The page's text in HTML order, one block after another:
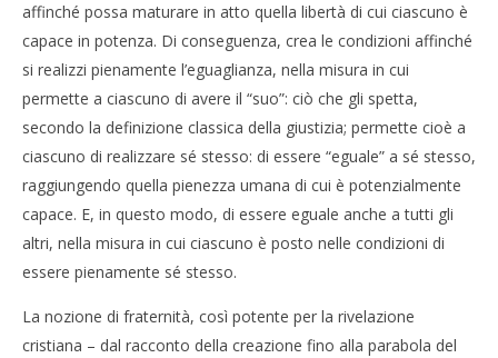
affinché possa maturare in atto quella libertà di cui ciascuno è
capace in potenza. Di conseguenza, crea le condizioni affinché
si realizzi pienamente l’eguaglianza, nella misura in cui
permette a ciascuno di avere il “suo”: ciò che gli spetta,
secondo la definizione classica della giustizia; permette cioè a
ciascuno di realizzare sé stesso: di essere “eguale” a sé stesso,
raggiungendo quella pienezza umana di cui è potenzialmente
capace. E, in questo modo, di essere eguale anche a tutti gli
altri, nella misura in cui ciascuno è posto nelle condizioni di
essere pienamente sé stesso.
La nozione di fraternità, così potente per la rivelazione
cristiana – dal racconto della creazione fino alla parabola del